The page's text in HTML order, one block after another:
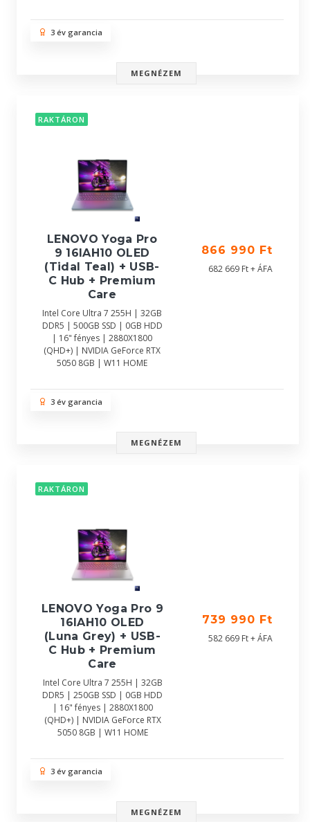
3 év garancia
MEGNÉZEM
RAKTÁRON
LENOVO Yoga Pro
9 16IAH10 OLED
(Tidal Teal) + USB-
C Hub + Premium
Care
Intel Core Ultra 7 255H | 32GB
DDR5 | 500GB SSD | 0GB HDD
| 16" fényes | 2880X1800
(QHD+) | NVIDIA GeForce RTX
5050 8GB | W11 HOME
866 990 Ft
682 669 Ft + ÁFA
3 év garancia
MEGNÉZEM
RAKTÁRON
LENOVO Yoga Pro 9
16IAH10 OLED
(Luna Grey) + USB-
C Hub + Premium
Care
Intel Core Ultra 7 255H | 32GB
DDR5 | 250GB SSD | 0GB HDD
| 16" fényes | 2880X1800
(QHD+) | NVIDIA GeForce RTX
5050 8GB | W11 HOME
739 990 Ft
582 669 Ft + ÁFA
3 év garancia
MEGNÉZEM